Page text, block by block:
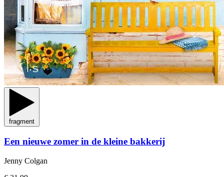
fragment
Een nieuwe zomer in de kleine bakkerij
Jenny Colgan